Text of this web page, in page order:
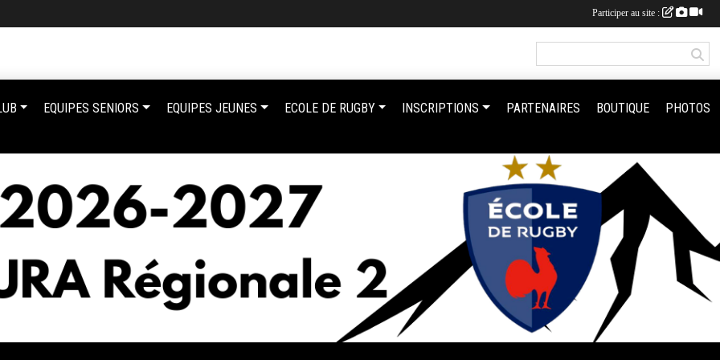
EQUIPES SENIORS EQUIPES JEUNES ECOLE DE RUGBY INSCRIPTIONS PARTENAIRES BOUTIQUE PHOTOS
Participer au site :